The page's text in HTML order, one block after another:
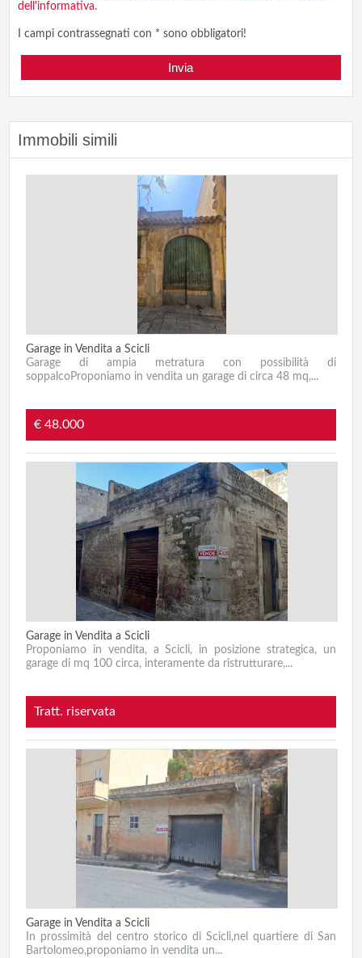
dell'informativa.
I campi contrassegnati con * sono obbligatori!
Immobili simili
Garage in Vendita a Scicli
Garage di ampia metratura con possibilità di
soppalcoProponiamo in vendita un garage di circa 48 mq,...
€ 48.000
Garage in Vendita a Scicli
Proponiamo in vendita, a Scicli, in posizione strategica, un
garage di mq 100 circa, interamente da ristrutturare,...
Tratt. riservata
Garage in Vendita a Scicli
In prossimità del centro storico di Scicli,nel quartiere di San
Bartolomeo,proponiamo in vendita un...